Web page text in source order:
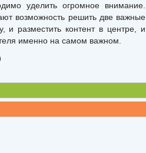
уделить огромное внимание.
возможность решить две важные
и разместить контент в центре, и
именно на самом важном.